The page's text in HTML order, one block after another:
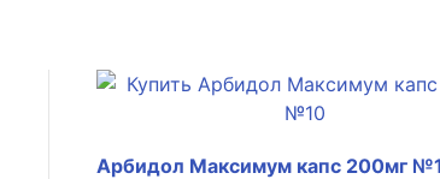
Арбидол Максимум капс 200мг